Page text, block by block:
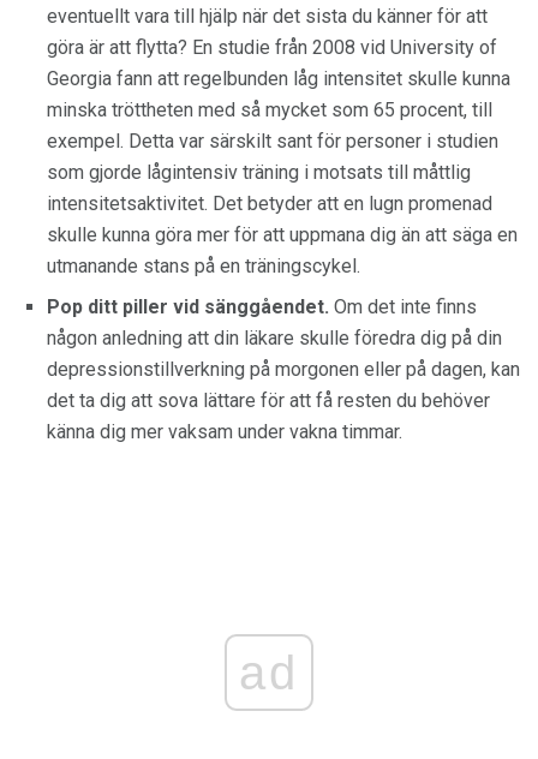
eventuellt vara till hjälp när det sista du känner för att
göra är att flytta? En studie från 2008 vid University of
Georgia fann att regelbunden låg intensitet skulle kunna
minska tröttheten med så mycket som 65 procent, till
exempel. Detta var särskilt sant för personer i studien
som gjorde lågintensiv träning i motsats till måttlig
intensitetsaktivitet. Det betyder att en lugn promenad
skulle kunna göra mer för att uppmana dig än att säga en
utmanande stans på en träningscykel.
Pop ditt piller vid sänggåendet. Om det inte finns
någon anledning att din läkare skulle föredra dig på din
depressionstillverkning på morgonen eller på dagen, kan
det ta dig att sova lättare för att få resten du behöver
känna dig mer vaksam under vakna timmar.
ad